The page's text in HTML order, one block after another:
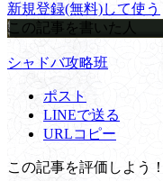
新規登録(無料)して使う
この記事を書いた人
シャドバ攻略班
ポスト
LINEで送る
URLコピー
この記事を評価しよう！